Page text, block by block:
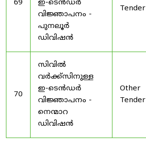
69
ഇ-ടെൻഡർ
വിജ്ഞാപനം -
പുനലൂർ
ഡിവിഷൻ
Tender
70
സിവിൽ
വർക്ക്സിനുള്ള
ഇ-ടെൻഡർ
വിജ്ഞാപനം -
നെന്മാറ
ഡിവിഷൻ
Other
Tender